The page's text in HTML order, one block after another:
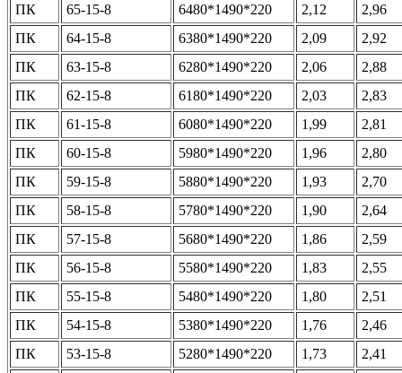
ПК
65-15-8 6480*1490*220 2,12
2,96
ПК
64-15-8 6380*1490*220 2,09
2,92
ПК
63-15-8 6280*1490*220 2,06
2,88
ПК
62-15-8 6180*1490*220 2,03
2,83
ПК
61-15-8 6080*1490*220 1,99
2,81
ПК
60-15-8 5980*1490*220 1,96
2,80
ПК
59-15-8 5880*1490*220 1,93
2,70
ПК
58-15-8 5780*1490*220 1,90
2,64
ПК
57-15-8 5680*1490*220 1,86
2,59
ПК
56-15-8 5580*1490*220 1,83
2,55
ПК
55-15-8 5480*1490*220 1,80
2,51
ПК
54-15-8 5380*1490*220 1,76
2,46
ПК
53-15-8 5280*1490*220 1,73
2,41